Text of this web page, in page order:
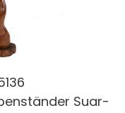
Suar-